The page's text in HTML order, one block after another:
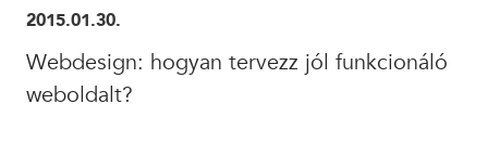
2015.01.30.
Webdesign: hogyan tervezz jól funkcionáló
weboldalt?